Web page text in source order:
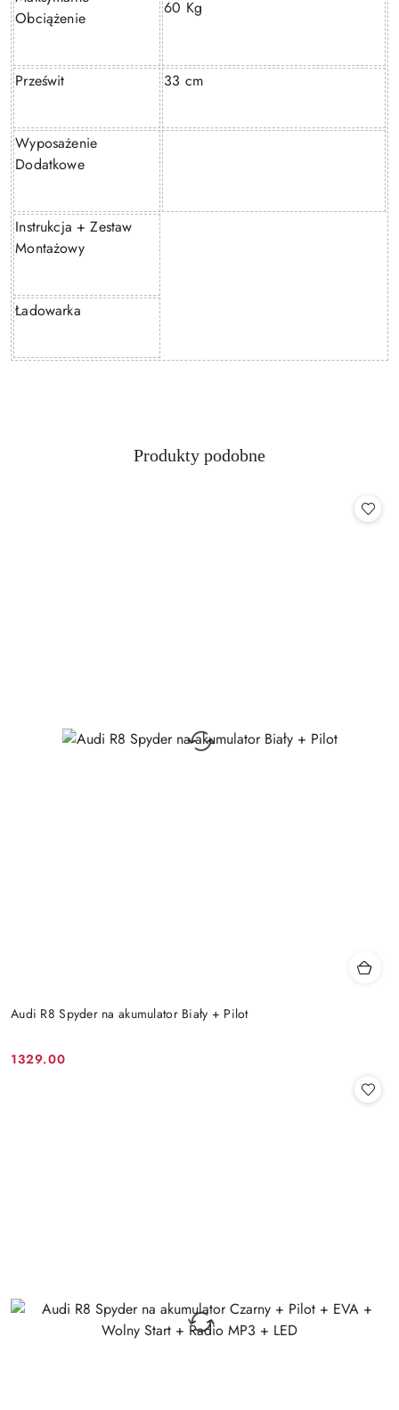
Obciążenie
60 Kg
Prześwit 33 cm
Wyposażenie
Dodatkowe
Instrukcja + Zestaw
Montażowy
Ładowarka
Pomiń karuzelę produktów
Produkty
Produkty podobne
Audi R8 Spyder na akumulator Biały + Pilot
Cena:
1329.00